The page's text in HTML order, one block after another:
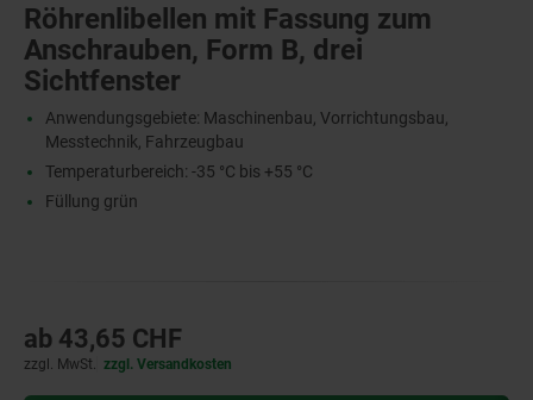
Röhrenlibellen mit Fassung zum
Anschrauben, Form B, drei
Sichtfenster
Anwendungsgebiete: Maschinenbau, Vorrichtungsbau,
Messtechnik, Fahrzeugbau
Temperaturbereich: -35 °C bis +55 °C
Füllung grün
ab 43,65 CHF
zzgl. MwSt. zzgl. Versandkosten